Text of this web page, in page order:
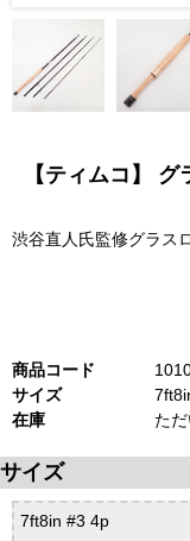
【ティムコ】
渋谷直人氏監修グラス
商品コード
サイズ
在庫
た
サイズ
7ft8in #3 4p